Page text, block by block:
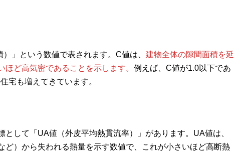
」という数値で表されます。C値は、 建物全体の隙間面積を延
ど高気密であることを示します。 例えば、C値が1.0以下であ
宅も増えてきています。
して「UA値（外皮平均熱貫流率）」があります。UA値は、
ど）から失われる熱量を示す数値で、これが小さいほど高断熱